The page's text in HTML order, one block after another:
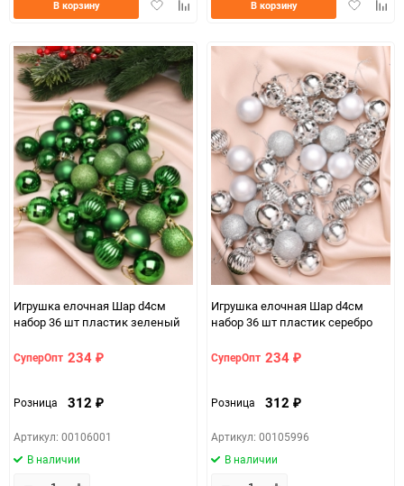
ДобавитьДобавить
В корзину
Добавить
В корзину
Игрушка елочная Шар d4см
набор 36 шт пластик зеленый
СуперОпт 234 ₽
Розница 312 ₽
Артикул: 00106001
В наличии
Игрушка елочная Шар d4см
набор 36 шт пластик серебро
СуперОпт 234 ₽
Розница 312 ₽
Артикул: 00105996
В наличии